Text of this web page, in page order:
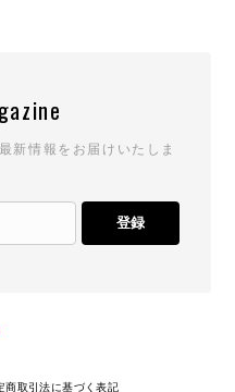
新情報をお届けいたしま
登録
商取引法に基づく表記